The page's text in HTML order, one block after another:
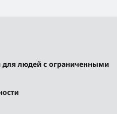
людей с ограниченными